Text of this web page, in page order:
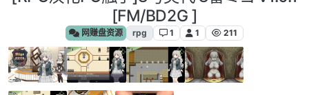
[FM/BD2G ]
网赚盘资源 rpg 1 1 211